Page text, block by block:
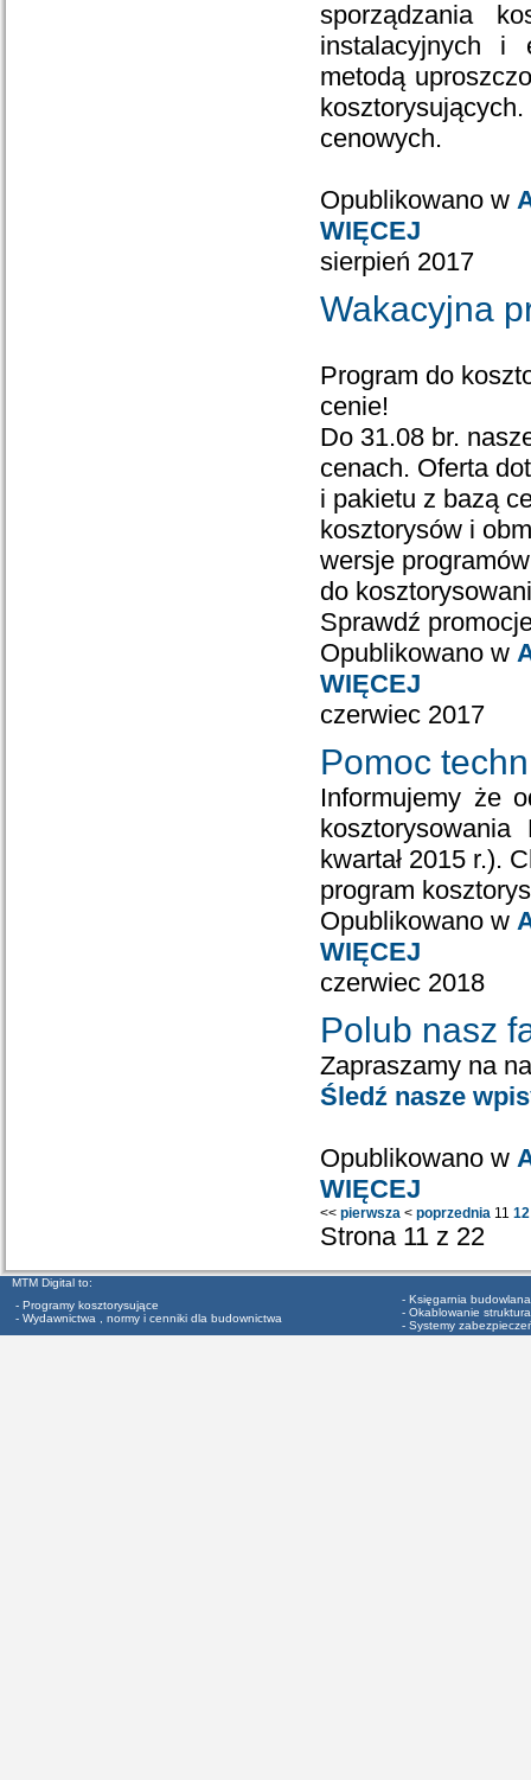
sporządzania
instalacyjnych i
metodą
cenowych.
Opublikowano w
WIĘCEJ
sierpień 2017
Wakacyjna
Program do
cenie!
Do 31.08 br.
cenach. Oferta
i pakietu z bazą
kosztorysów i
wersje
do
Sprawdź
Opublikowano w
WIĘCEJ
czerwiec 2017
Pomoc
Informujemy że
kwartał 2015 r.).
program
Opublikowano w
WIĘCEJ
czerwiec 2018
Polub nasz
Zapraszamy na
Śledź nasze
Opublikowano w
WIĘCEJ
<< pierwsza < poprzednia 11 12
Strona 11 z 22
MTM Digital to:
- Programy kosztorysujące
- Wydawnictwa , normy i cenniki dla budownictwa
- Księgarnia budowlana
- Okablowanie
- Systemy